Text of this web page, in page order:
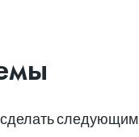
сделать следующим